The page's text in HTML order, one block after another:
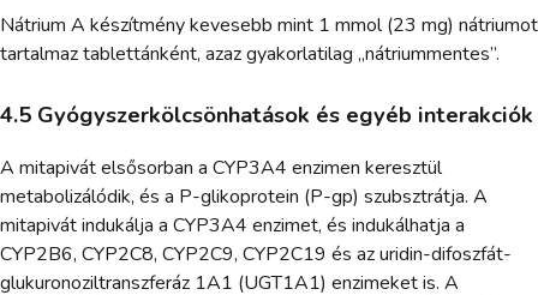
Nátrium A készítmény kevesebb mint 1 mmol (23 mg) nátriumot
tartalmaz tablettánként, azaz gyakorlatilag „nátriummentes”.
4.5 Gyógyszerkölcsönhatások és egyéb interakciók
A mitapivát elsősorban a CYP3A4 enzimen keresztül
metabolizálódik, és a P-glikoprotein (P-gp) szubsztrátja. A
mitapivát indukálja a CYP3A4 enzimet, és indukálhatja a
CYP2B6, CYP2C8, CYP2C9, CYP2C19 és az uridin-difoszfát-
glukuronoziltranszferáz 1A1 (UGT1A1) enzimeket is. A